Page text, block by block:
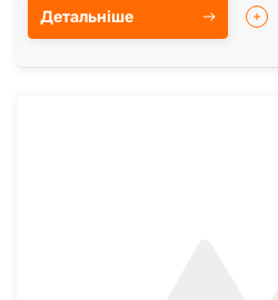
Детальніше